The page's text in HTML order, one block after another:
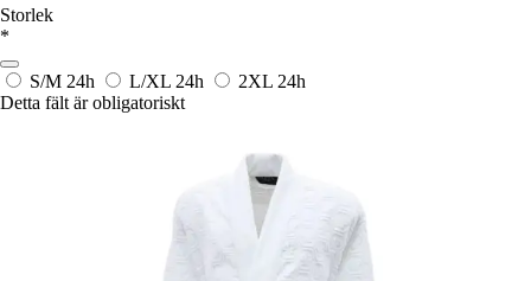
Storlek
*
S/M 24h L/XL 24h 2XL 24h
Detta fält är obligatoriskt